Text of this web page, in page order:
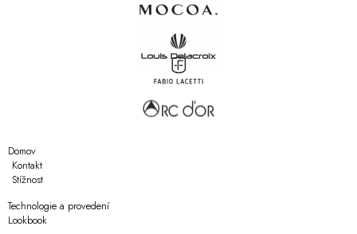
Domov
Kontakt
Stížnost
Technologie a provedení
Lookbook